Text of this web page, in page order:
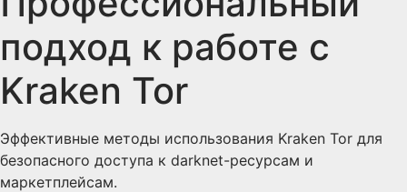
подход к работе с
Kraken Tor
Эффективные методы использования Kraken Tor для
безопасного доступа к darknet-ресурсам и
маркетплейсам.